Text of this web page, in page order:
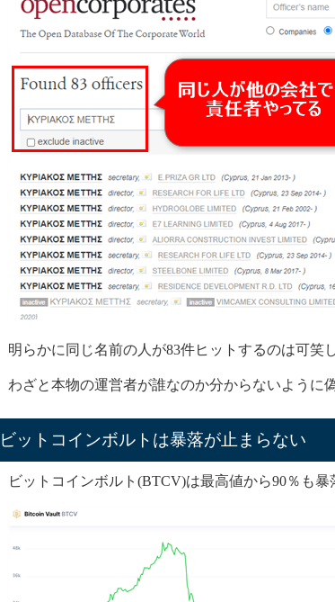
マイニングシティがマ
要するに、マイニング
明らかに同じ名前の人が83件ヒットするのは可笑
わざと本物の運営者が誰なのか分からないように
ビットコインボルトは暴落が止まらない
ビットコインボルト(BTCV)は最高値から90％も暴